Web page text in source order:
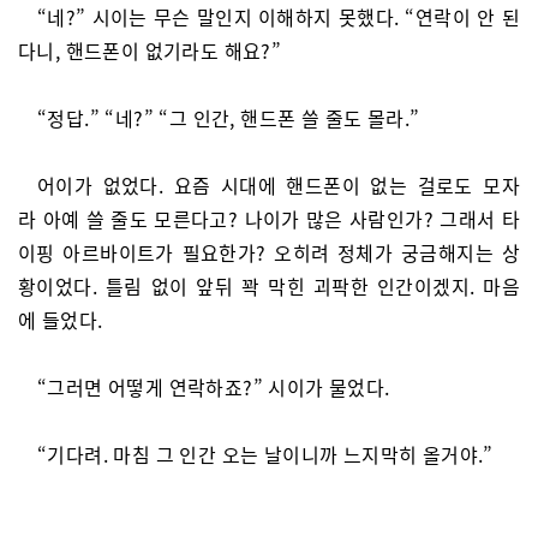
“네?” 시이는 무슨 말인지 이해하지 못했다. “연락이 안 된
다니, 핸드폰이 없기라도 해요?”
“정답.” “네?” “그 인간, 핸드폰 쓸 줄도 몰라.”
어이가 없었다. 요즘 시대에 핸드폰이 없는 걸로도 모자
라 아예 쓸 줄도 모른다고? 나이가 많은 사람인가? 그래서 타
이핑 아르바이트가 필요한가? 오히려 정체가 궁금해지는 상
황이었다. 틀림 없이 앞뒤 꽉 막힌 괴팍한 인간이겠지. 마음
에 들었다.
“그러면 어떻게 연락하죠?” 시이가 물었다.
“기다려. 마침 그 인간 오는 날이니까 느지막히 올거야.”